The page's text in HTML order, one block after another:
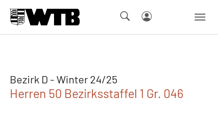
Bezirk D - Winter 24/25
Herren 50 Bezirksstaffel 1 Gr. 046